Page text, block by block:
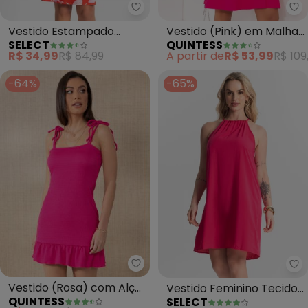
Select - Vestido Estampado
Vestido Estampado
(Rosa)
SELECT
R$ 34,99R$ 84,99
Vestido (Pink) em Malha
de Viscose com Elastano
QUINTESS
A partir deR$ 53,99R$
-64%
Quintess - Vestido (Rosa) com
Vestido (Rosa) com Alças
Duplas para Amarrar
QUINTESS
-65%
Vestido Feminino Tecido
Viscose (Rosa)
SELECT